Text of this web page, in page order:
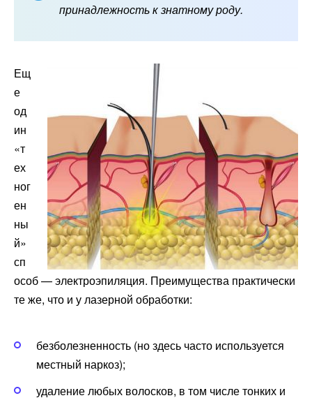
принадлежность к знатному роду.
Ещ
е
од
ин
«т
ех
ног
ен
ны
й»
сп
особ — электроэпиляция. Преимущества практически
те же, что и у лазерной обработки:
безболезненность (но здесь часто используется
местный наркоз);
удаление любых волосков, в том числе тонких и